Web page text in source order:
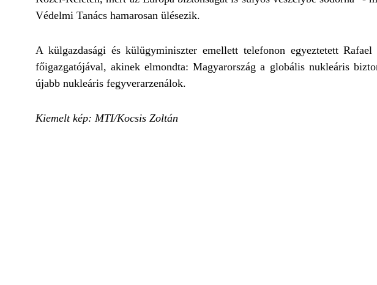
Védelmi Tanács hamarosan ülésezik.
A külgazdasági és külügyminiszter emellett telefonon egyeztetett
főigazgatójával, akinek elmondta: Magyarország a globális nukleáris
újabb nukleáris fegyverarzenálok.
Kiemelt kép: MTI/Kocsis Zoltán